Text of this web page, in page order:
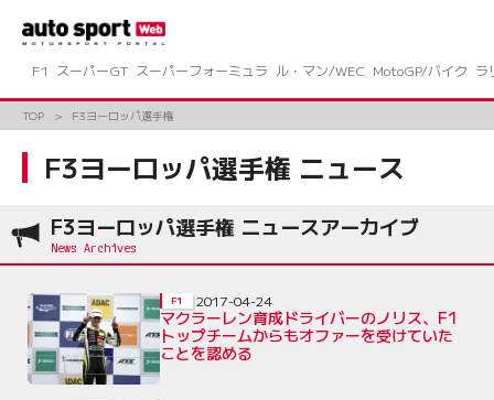
ツ
ス
F1 スーパーGT スーパーフォーミュラ ル・マン/WEC MotoGP/バイク ラ
TOP F3ヨーロッパ選手権
F3ヨーロッパ選手権 ニュース
F3ヨーロッパ選手権 ニュースアーカイブ
マクラーレン育成ドライバーのノリス、F1
トップチームからもオファーを受けていた
ことを認める
F1 2017-04-24